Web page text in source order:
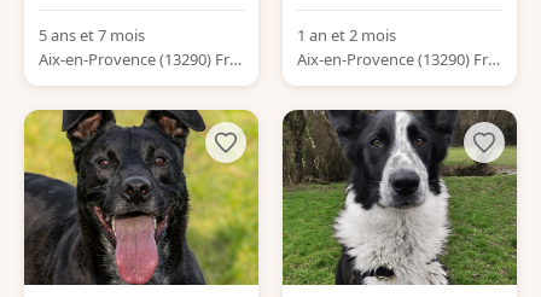
5 ans et 7 mois
Aix-en-Provence (13290) Fra
nce
1 an et 2 mois
Aix-en-Provence (13290) Fra
nce